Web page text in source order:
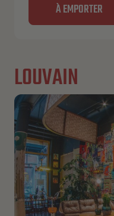
À EMPORTER
LOUVAIN